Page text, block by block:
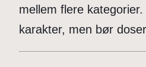
mellem flere
karakter, men bør